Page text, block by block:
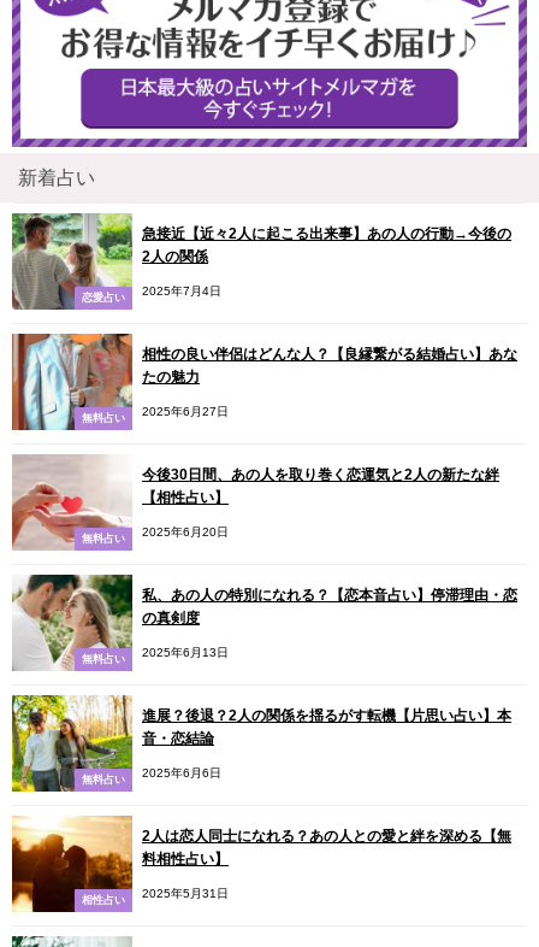
新着占い
恋愛占い
急接近【近々2人に起こる出来事】あの人の行動→今後の
2人の関係
2025年7月4日
無料占い
相性の良い伴侶はどんな人？【良縁繋がる結婚占い】あな
たの魅力
2025年6月27日
無料占い
今後30日間、あの人を取り巻く恋運気と2人の新たな絆
【相性占い】
2025年6月20日
無料占い
私、あの人の特別になれる？【恋本音占い】停滞理由・恋
の真剣度
2025年6月13日
無料占い
進展？後退？2人の関係を揺るがす転機【片思い占い】本
音・恋結論
2025年6月6日
相性占い
2人は恋人同士になれる？あの人との愛と絆を深める【無
料相性占い】
2025年5月31日